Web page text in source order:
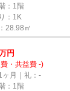
：1階
：1K
28.98㎡
円
・共益費 -)
ヶ月｜礼：-
：1階